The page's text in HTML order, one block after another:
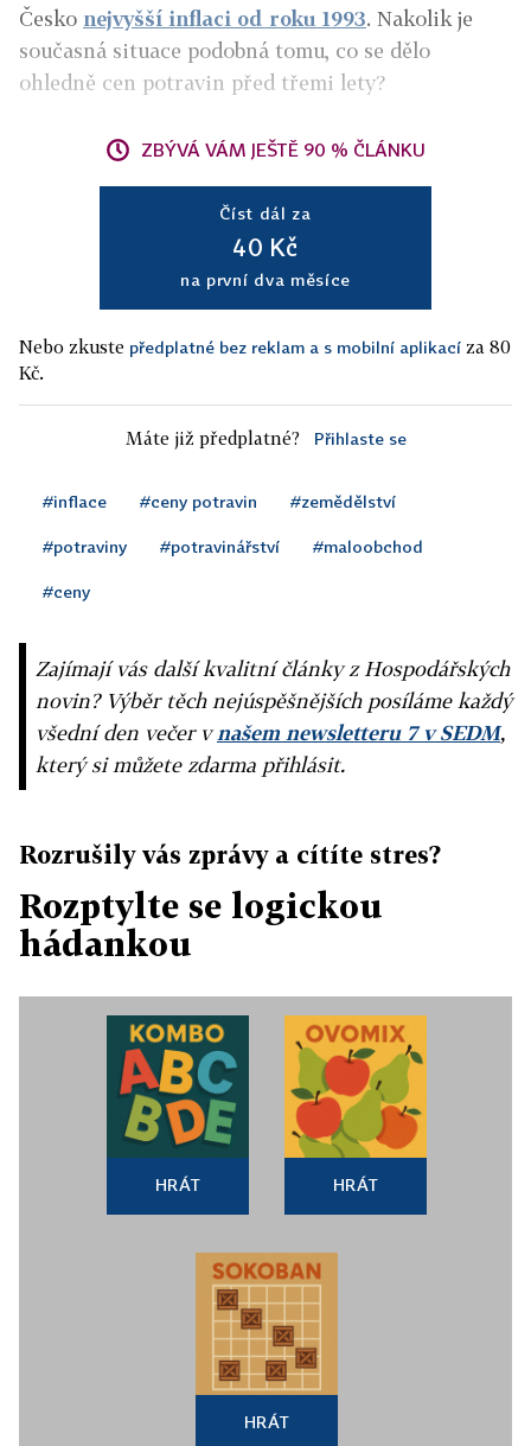
Česko nejvyšší inflaci od roku 1993. Nakolik je
současná situace podobná tomu, co se dělo
ohledně cen potravin před třemi lety?
ZBÝVÁ VÁM JEŠTĚ 90 % ČLÁNKU
Číst dál za
40 Kč
na první dva měsíce
Nebo zkuste předplatné bez reklam a s mobilní aplikací za 80
Kč.
Máte již předplatné? Přihlaste se
#inflace #ceny potravin #zemědělství
#potraviny #potravinářství #maloobchod
#ceny
Zajímají vás další kvalitní články z Hospodářských
novin? Výběr těch nejúspěšnějších posíláme každý
všední den večer vnašem newsletteru 7 v SEDM,
který si můžete zdarma přihlásit.
Rozrušily vás zprávy a cítíte stres?
Rozptylte se logickou
hádankou
HRÁT HRÁT
HRÁT